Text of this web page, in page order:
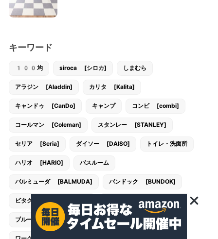
キーワード
100均 siroca [シロカ] しまむら
アラジン [Aladdin] カリタ [Kalita]
キャンドゥ [CanDo] キャンプ コンビ [combi]
コールマン [Coleman] スタンレー [STANLEY]
セリア [Seria] ダイソー [DAISO] トイレ・洗面所
ハリオ [HARIO] バスルーム
バルミューダ [BALMUDA] バンドック [BUNDOK]
ビタクラフト [VitaCraft] フランフラン [Francfranc]
ブルーノ [BRUNO] ユニフレーム [UNIFLAME]